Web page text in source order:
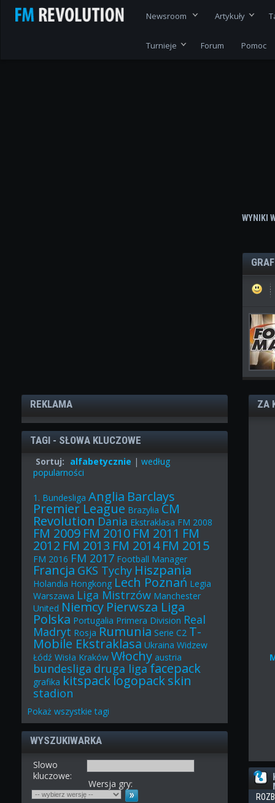
Newsroom Artykuły
Turnieje Forum Pomoc
WYNIKI
REKLAMA
TAGI - SŁOWA KLUCZOWE
Sortuj: alfabetycznie |według
popularności
1. Bundesliga Anglia Barclays
Premier League Brazylia CM
Revolution Dania Ekstraklasa FM 2008
FM 2009 FM 2010 FM 2011 FM
2012 FM 2013 FM 2014 FM 2015
FM 2016 FM 2017 Football Manager
Francja GKS Tychy Hiszpania
Holandia Hongkong Lech Poznań Legia
Warszawa Liga Mistrzów Manchester
United Niemcy Pierwsza Liga
Polska Portugalia Primera Division Real
Madryt Rosja Rumunia Serie C2 T-
Mobile Ekstraklasa Ukraina Widzew
Łódź Wisła Kraków Włochy austria
bundesliga druga ligafacepack
grafika kitspacklogopackskin
stadion
Pokażwszystkie tagi
WYSZUKIWARKA
Slowo
kluczowe:
Wersja gry:
ZA